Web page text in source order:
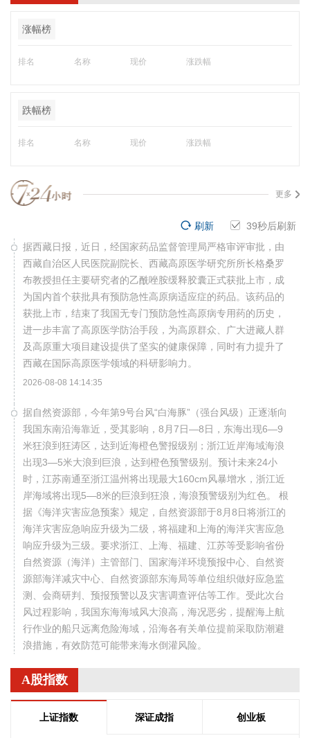
涨幅榜
排名 名称 现价 涨跌幅
跌幅榜
排名 名称 现价 涨跌幅
更多
39秒后刷新
刷新
据西藏日报，近日，经国家药品监督管理局严格审评审批，由
西藏自治区人民医院副院长、西藏高原医学研究所所长格桑罗
布教授担任主要研究者的乙酰唑胺缓释胶囊正式获批上市，成
为国内首个获批具有预防急性高原病适应症的药品。该药品的
获批上市，结束了我国无专门预防急性高原病专用药的历史，
进一步丰富了高原医学防治手段，为高原群众、广大进藏人群
及高原重大项目建设提供了坚实的健康保障，同时有力提升了
西藏在国际高原医学领域的科研影响力。
2026-08-08 14:14:35
据自然资源部，今年第9号台风“白海豚”（强台风级）正逐渐向
我国东南沿海靠近，受其影响，8月7日—8日，东海出现6—9
米狂浪到狂涛区，达到近海橙色警报级别；浙江近岸海域海浪
出现3—5米大浪到巨浪，达到橙色预警级别。预计未来24小
时，江苏南通至浙江温州将出现最大160cm风暴增水，浙江近
岸海域将出现5—8米的巨浪到狂浪，海浪预警级别为红色。 根
据《海洋灾害应急预案》规定，自然资源部于8月8日将浙江的
海洋灾害应急响应升级为二级，将福建和上海的海洋灾害应急
响应升级为三级。要求浙江、上海、福建、江苏等受影响省份
自然资源（海洋）主管部门、国家海洋环境预报中心、自然资
源部海洋减灾中心、自然资源部东海局等单位组织做好应急监
测、会商研判、预报预警以及灾害调查评估等工作。受此次台
风过程影响，我国东海海域风大浪高，海况恶劣，提醒海上航
行作业的船只远离危险海域，沿海各有关单位提前采取防潮避
浪措施，有效防范可能带来海水倒灌风险。
据南京发布，8月4日，“南京聚信天晟股权投资合伙企业（有限
合伙）”正式落地紫金山国际科创基金街区。基金规模10.01亿
A股指数
上证指数 深证成指 创业板